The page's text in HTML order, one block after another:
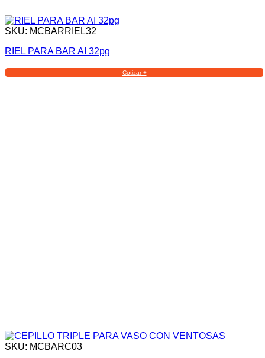
SKU: MCBARRIEL32
RIEL PARA BAR AI 32pg
Cotizar +
SKU: MCBARC03